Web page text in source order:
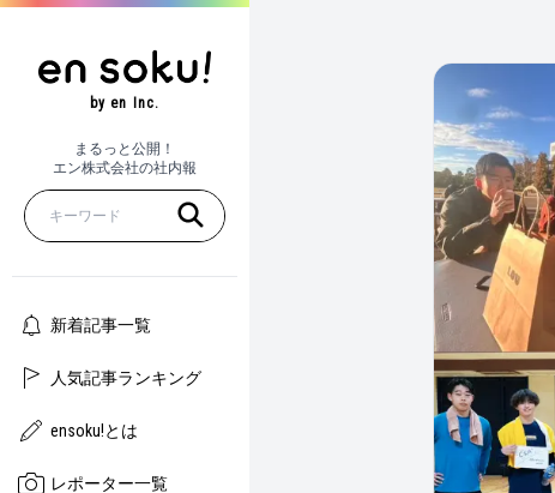
by en Inc.
まるっと公開！
エン株式会社の社内報
新着記事一覧
人気記事ランキング
ensoku!とは
レポーター一覧